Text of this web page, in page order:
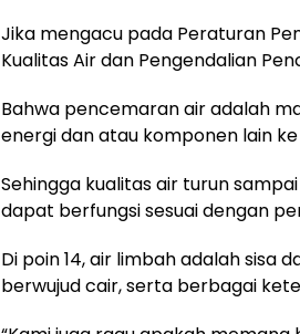
Jika mengacu pada Peraturan
Kualitas Air dan Pengendalian
Bahwa pencemaran air adalah
energi dan atau komponen lain
Sehingga kualitas air turun
dapat berfungsi sesuai dengan
Di poin 14, air limbah adalah sisa
berwujud cair, serta berbagai